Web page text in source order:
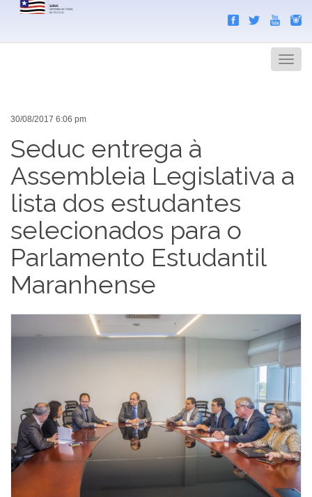
Menu
30/08/2017 6:06 pm
Seduc entrega à
Assembleia Legislativa a
lista dos estudantes
selecionados para o
Parlamento Estudantil
Maranhense